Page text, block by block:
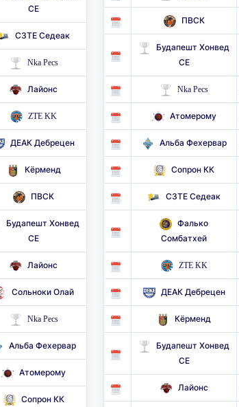
СЕ
СЗТЕ Седеак
Nka Pecs
Лайонс
ZTE KK
ДЕАК Дебрецен
Кёрменд
ПВСК
Будапешт Хонвед
СЕ
Лайонс
Сольноки Олай
Nka Pecs
Альба Фехервар
Атомерому
Сопрон КК
ПВСК
Будапешт Хонвед
СЕ
Nka Pecs
Атомерому
Альба Фехервар
Сопрон КК
СЗТЕ Седеак
Фалько
Сомбатхей
ZTE KK
ДЕАК Дебрецен
Кёрменд
Будапешт Хонвед
СЕ
Лайонс